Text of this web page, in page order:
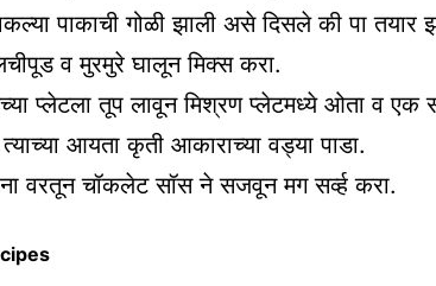
पाकाची गोळी झाली असे दिसले की पा
व मुरमुरे घालून मिक्स करा.
प्लेटला तूप लावून मिश्रण प्लेटमध्ये ओता व एक
आयता कृती आकाराच्या वड्या पाडा.
वरतून चॉकलेट सॉस ने सजवून मग सर्व्ह करा.